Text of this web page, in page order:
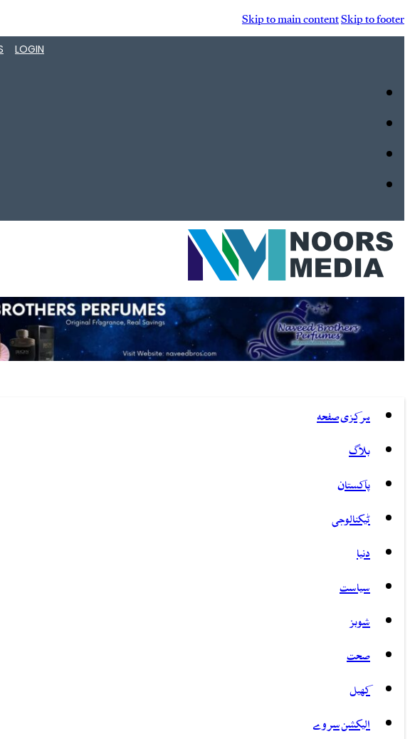
Skip to main contentSkip to footer
LOGIN
مرکزی صفحہ
بلاگ
پاکستان
ٹیکنالوجی
دنیا
سیاست
شوبز
صحت
کھیل
الیکشن سروے